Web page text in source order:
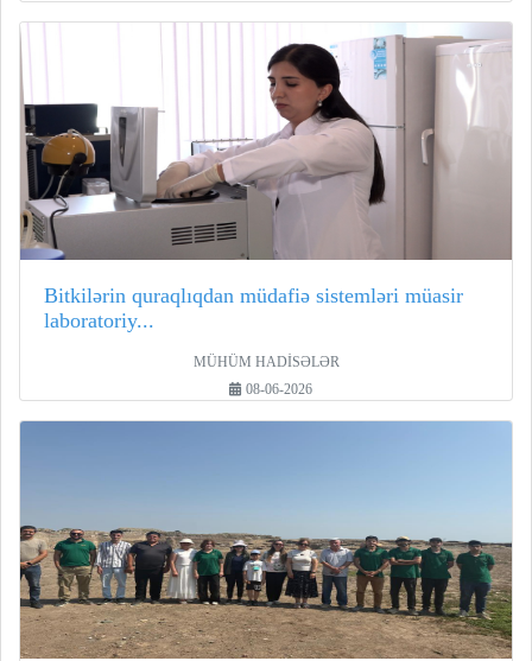
Bitkilərin quraqlıqdan müdafiə sistemləri müasir
laboratoriy...
MÜHÜM HADİSƏLƏR
08-06-2026